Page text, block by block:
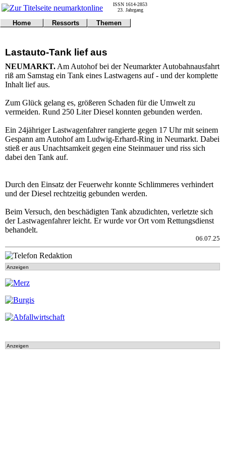
Lastauto-Tank lief aus
NEUMARKT. Am Autohof bei der Neumarkter Autobahnausfahrt
riß am Samstag ein Tank eines Lastwagens auf - und der komplette
Inhalt lief aus.
Zum Glück gelang es, größeren Schaden für die Umwelt zu
vermeiden. Rund 250 Liter Diesel konnten gebunden werden.
Ein 24jähriger Lastwagenfahrer rangierte gegen 17 Uhr mit seinem
Gespann am Autohof am Ludwig-Erhard-Ring in Neumarkt. Dabei
stieß er aus Unachtsamkeit gegen eine Steinmauer und riss sich
dabei den Tank auf.
Durch den Einsatz der Feuerwehr konnte Schlimmeres verhindert
und der Diesel rechtzeitig gebunden werden.
Beim Versuch, den beschädigten Tank abzudichten, verletzte sich
der Lastwagenfahrer leicht. Er wurde vor Ort vom Rettungsdienst
behandelt.
06.07.25
Anzeigen
Anzeigen
ISSN 1614-2853
23. Jahrgang
Home
Notfall
Impressum
Ressorts
Wirtschaft
Sport
Polizei
Themen
Gericht
Online
Gesundheit
Statistiken
@NM
Leute
Tiere
Schule